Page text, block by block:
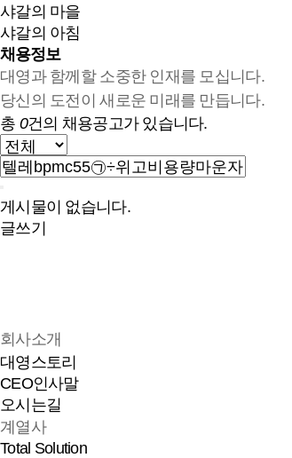
샤갈의 마을
샤갈의 아침
채용정보
대영과 함께할 소중한 인재를 모십니다.
당신의 도전이 새로운 미래를 만듭니다.
총 0건의 채용공고가 있습니다.
게시물이 없습니다.
글쓰기
회사소개
대영스토리
CEO인사말
오시는길
계열사
Total Solution